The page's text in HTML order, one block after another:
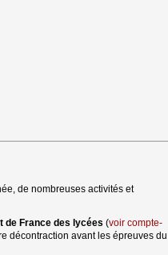
de nombreuses activités et
de France des lycées (voir compte-
décontraction avant les épreuves du